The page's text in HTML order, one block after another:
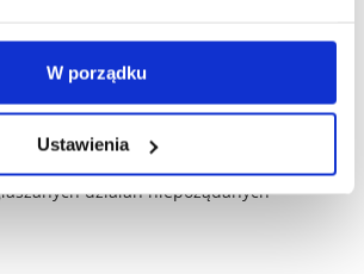
W porządku
Ustawienia
w miejscach narażonych na
słonecznych, należy niezwłocznie
z lekarzem.
działań niepożądanych